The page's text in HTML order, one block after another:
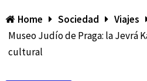
Home Sociedad
Viajes
Museo Judío de Praga: la Jevrá
cultural